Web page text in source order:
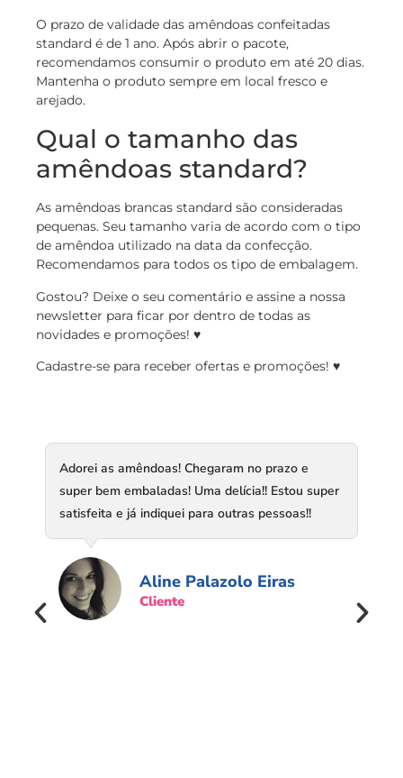
O prazo de validade das amêndoas confeitadas
standard é de 1 ano. Após abrir o pacote,
recomendamos consumir o produto em até 20 dias.
Mantenha o produto sempre em local fresco e
arejado.
Qual o tamanho das
amêndoas standard?
As amêndoas brancas standard são consideradas
pequenas. Seu tamanho varia de acordo com o tipo
de amêndoa utilizado na data da confecção.
Recomendamos para todos os tipo de embalagem.
Gostou? Deixe o seu comentário e assine a nossa
newsletter para ficar por dentro de todas as
novidades e promoções! ♥
Cadastre-se para receber ofertas e promoções! ♥
Adorei as amêndoas! Chegaram no prazo e
super bem embaladas! Uma delícia!! Estou super
satisfeita e já indiquei para outras pessoas!!
Aline Palazolo Eiras
Cliente